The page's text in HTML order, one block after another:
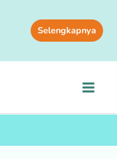
Selengkapnya